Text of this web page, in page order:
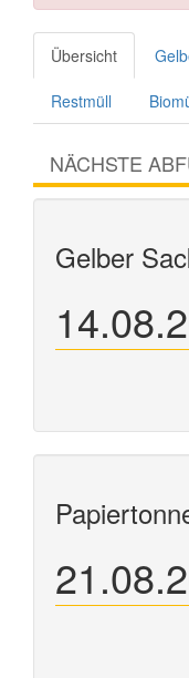
Übersicht
Restmüll
NÄCHSTE
Gelber